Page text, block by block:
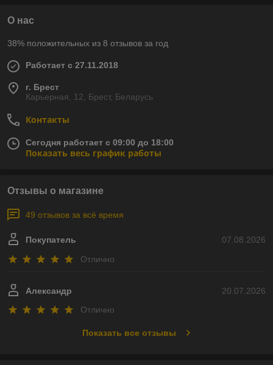
О нас
38% положительных из 8 отзывов за год
Работает с 27.11.2018
г. Брест
Карьерная, 12, Брест, Беларусь
Контакты
Сегодня работает с 09:00 до 18:00
Показать весь график работы
Отзывы о магазине
49 отзывов за всё время
07.08.2026
Покупатель
Отлично
20.07.2026
Александр
Отлично
Показать все отзывы